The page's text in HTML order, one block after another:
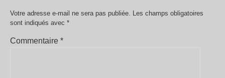
Votre adresse e-mail ne sera pas publiée. Les champs obligatoires
sont indiqués avec *
Commentaire *